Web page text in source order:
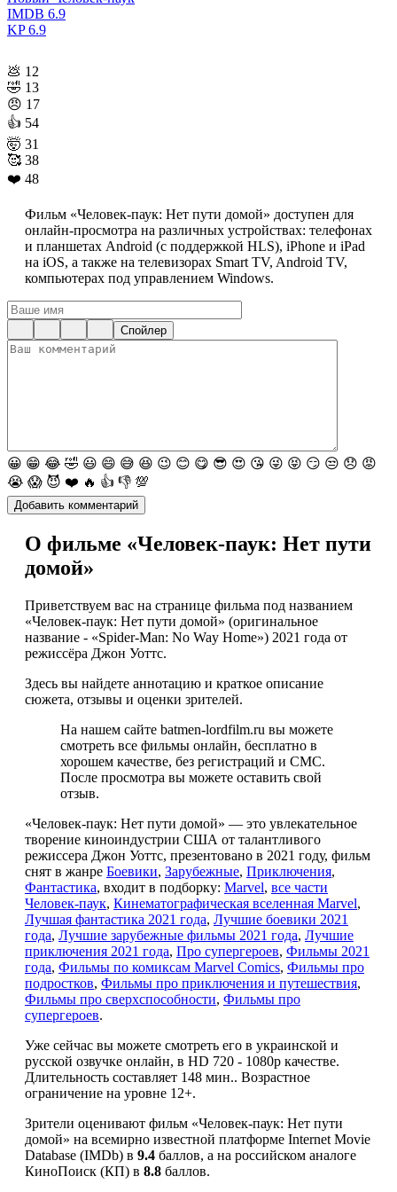
IMDB 6.9
KP6.9
💩 12
🤣 13
😠 17
👍 54
🤯 31
🥰 38
❤️ 48
Фильм «Человек-паук: Нет пути домой» доступен для
онлайн-просмотра на различных устройствах: телефонах
и планшетах Android (с поддержкой HLS), iPhone и iPad
на iOS, а также на телевизорах Smart TV, Android TV,
компьютерах под управлением Windows.
Спойлер
😀 😁 😂 🤣 😃 😄 😅 😆 😉 😊 😋 😎 😍 😘 😜 😝 😏 😒 😞 😡
😭 😱 😈 ❤️ 🔥 👍 👎 💯
О фильме «Человек-паук: Нет пути
домой»
Приветствуем вас на странице фильма под названием
«Человек-паук: Нет пути домой» (оригинальное
название - «Spider-Man: No Way Home») 2021 года от
режиссёра Джон Уоттс.
Здесь вы найдете аннотацию и краткое описание
сюжета, отзывы и оценки зрителей.
На нашем сайте batmen-lordfilm.ru вы можете
смотреть все фильмы онлайн, бесплатно в
хорошем качестве, без регистраций и СМС.
После просмотра вы можете оставить свой
отзыв.
«Человек-паук: Нет пути домой» — это увлекательное
творение киноиндустрии США от талантливого
режиссера Джон Уоттс, презентовано в 2021 году, фильм
снят в жанре Боевики, Зарубежные, Приключения,
Фантастика, входит в подборку: Marvel, все части
Человек-паук, Кинематографическая вселенная Marvel,
Лучшая фантастика 2021 года, Лучшие боевики 2021
года, Лучшие зарубежные фильмы 2021 года, Лучшие
приключения 2021 года, Про супергероев, Фильмы 2021
года, Фильмы по комиксам Marvel Comics, Фильмы про
подростков, Фильмы про приключения и путешествия,
Фильмы про сверхспособности, Фильмы про
супергероев.
Уже сейчас вы можете смотреть его в украинской и
русской озвучке онлайн, в HD 720 - 1080p качестве.
Длительность составляет 148 мин.. Возрастное
ограничение на уровне 12+.
Зрители оценивают фильм «Человек-паук: Нет пути
домой» на всемирно известной платформе Internet Movie
Database (IMDb) в 9.4 баллов, а на российском аналоге
КиноПоиск (КП) в 8.8 баллов.